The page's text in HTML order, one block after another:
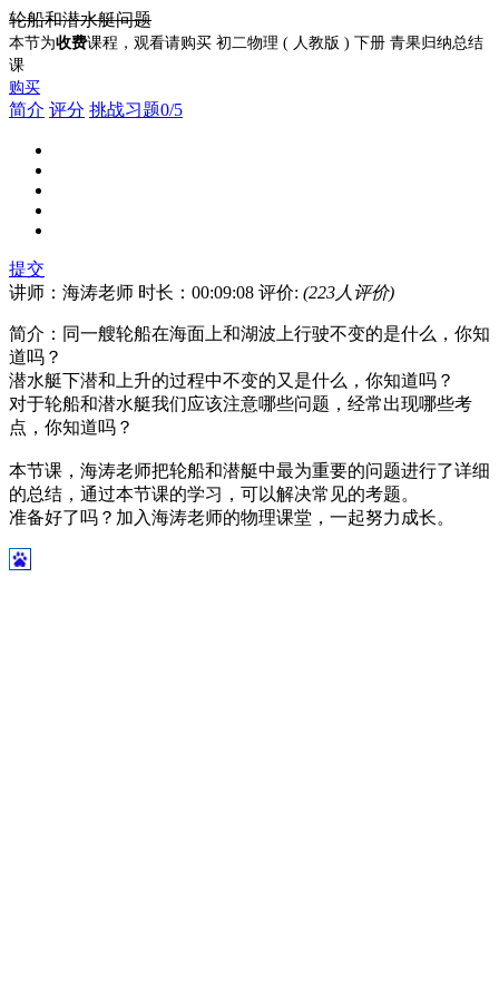
轮船和潜水艇问题
本节为收费课程，观看请购买 初二物理 ( 人教版 ) 下册 青果归纳总结
课
购买
简介 评分 挑战习题0/5
提交
讲师：海涛老师 时长：00:09:08 评价: (223人评价)
简介：同一艘轮船在海面上和湖波上行驶不变的是什么，你知
道吗？
潜水艇下潜和上升的过程中不变的又是什么，你知道吗？
对于轮船和潜水艇我们应该注意哪些问题，经常出现哪些考
点，你知道吗？
本节课，海涛老师把轮船和潜艇中最为重要的问题进行了详细
的总结，通过本节课的学习，可以解决常见的考题。
准备好了吗？加入海涛老师的物理课堂，一起努力成长。